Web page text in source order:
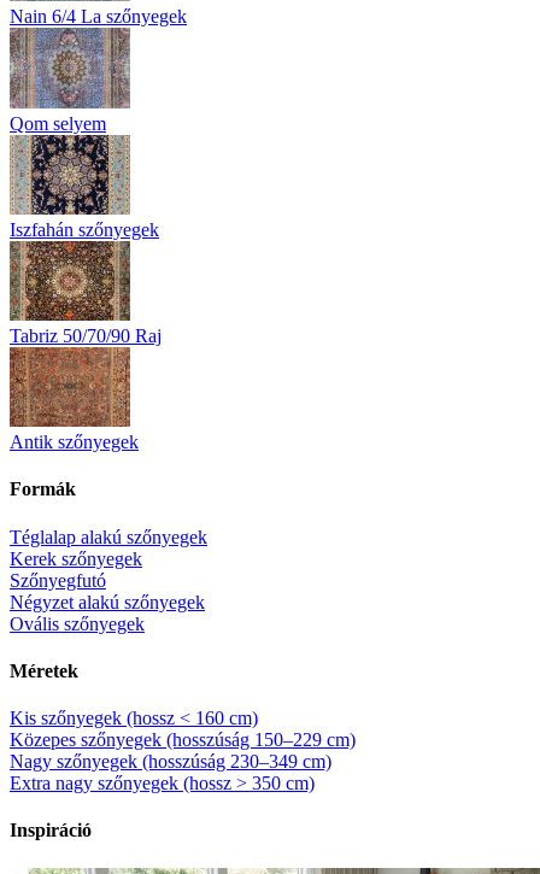
Nain 6/4 La szőnyegek
Qom selyem
Iszfahán szőnyegek
Tabriz 50/70/90 Raj
Antik szőnyegek
Formák
Téglalap alakú szőnyegek
Kerek szőnyegek
Szőnyegfutó
Négyzet alakú szőnyegek
Ovális szőnyegek
Méretek
Kis szőnyegek (hossz < 160 cm)
Közepes szőnyegek (hosszúság 150–229 cm)
Nagy szőnyegek (hosszúság 230–349 cm)
Extra nagy szőnyegek (hossz > 350 cm)
Inspiráció